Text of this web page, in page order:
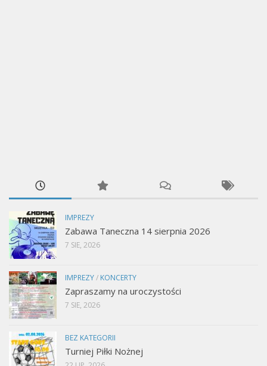
IMPREZY
Zabawa Taneczna 14 sierpnia 2026
7 SIE, 2026
IMPREZY/ KONCERTY
Zapraszamy na uroczystości
7 SIE, 2026
BEZ KATEGORII
Turniej Piłki Nożnej